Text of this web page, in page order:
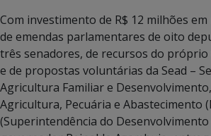
Com investimento de R$ 12 milhões
de emendas parlamentares de oito
três senadores, de recursos do próprio
e de propostas voluntárias da Sead –
Agricultura Familiar e
Agricultura, Pecuária e Abastecimento
(Superintendência do